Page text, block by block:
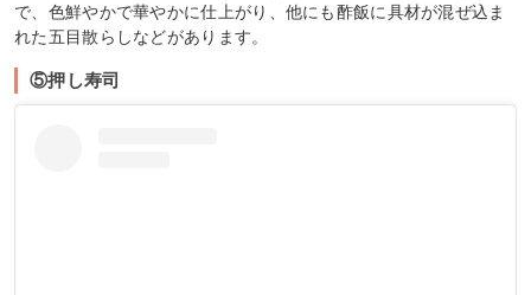
で、色鮮やかで華やかに仕上がり、他にも酢飯に具材が混ぜ込ま
れた五目散らしなどがあります。
⑤押し寿司